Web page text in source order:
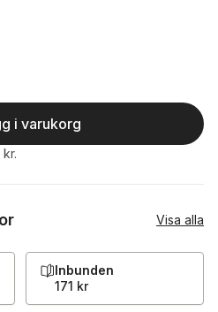
röster:
i varukorg
Visa alla
Inbunden
171 kr